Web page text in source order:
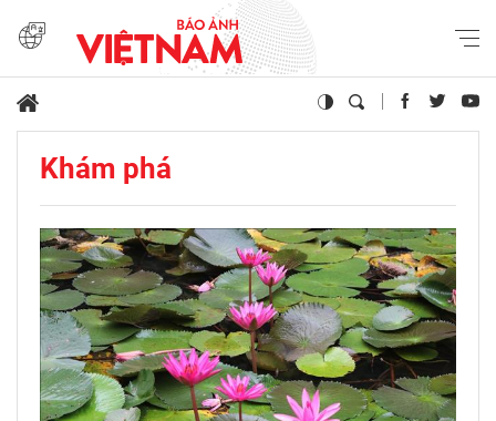
Khám phá